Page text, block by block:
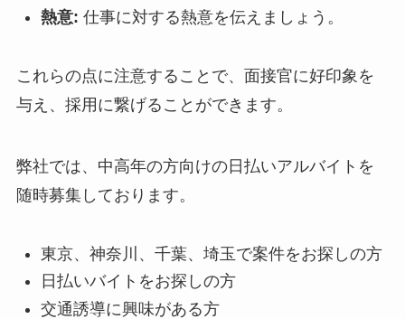
熱意: 仕事に対する熱意を伝えましょう。
これらの点に注意することで、面接官に好印象を
与え、採用に繋げることができます。
弊社では、中高年の方向けの日払いアルバイトを
随時募集しております。
東京、神奈川、千葉、埼玉で案件をお探しの方
日払いバイトをお探しの方
交通誘導に興味がある方